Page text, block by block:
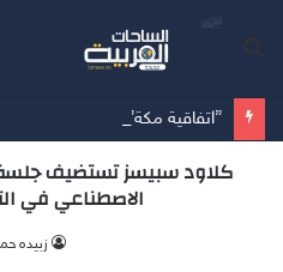
كلاود سبيسز تستضيف جلسة
الاصطناعي في
زبيده